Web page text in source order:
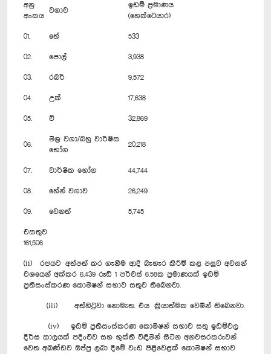
අනු
අංකය
වගාව
ඉඩම් ප්‍රමාණය
(හෙක්ටෙයාර)
01. තේ 533
02. පොල් 3,938
03. රබර් 9,572
04. උක් 17,638
05. වී 32,869
06.
මිශ්‍ර වගා/බහු වාර්ෂික
භෝග
20,218
07. වාර්ෂික භෝග 44,744
08. හේන් වගාව 26,249
09. වෙනත් 5,745
එකතුව
161,506
(ii) රජයට අත්පත් කර ගැනීම ආදී බැහැර කිරීම් කළ පසුව අවසන්
වශයෙන් අක්කර 6,439 රූඩ් 1 පර්චස් 6.58ක ප්‍රමාණයක් ඉඩම්
ප්‍රතිසංස්කරණ කොමිෂන් සභාව සතුව තිබෙනවා.
(iii) අත්හිටුවා නොමැත. එය ක්‍රියාත්මක වෙමින් තිබෙනවා.
(iv) ඉඩම් ප්‍රතිසංස්කරණ කොමිෂන් සභාව සතු ඉඩම්වල
දීර්ඝ කාලයක් පදිංචිව සහ භුක්ති විඳිමින් සිටින අනවසරකරුවන්
වෙත අඛණ්ඩව ඔප්පු ලබා දීමේ වැඩ පිළිවෙළක් කොමිෂන් සභාව